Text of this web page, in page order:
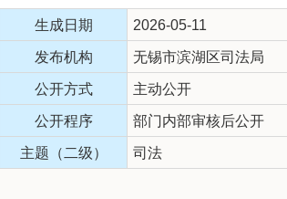
生成日期 2026-05-11
发布机构 无锡市滨湖区司法局
公开方式 主动公开
公开程序 部门内部审核后公开
主题（二级） 司法